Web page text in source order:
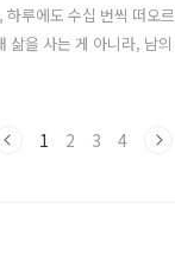
하루에도 수십 번씩 떠오
삶을 사는 게 아니라, 남의
새 내 감정과 욕구는 뒷
를 어떻게 바라보느냐’에
1 2 3 4